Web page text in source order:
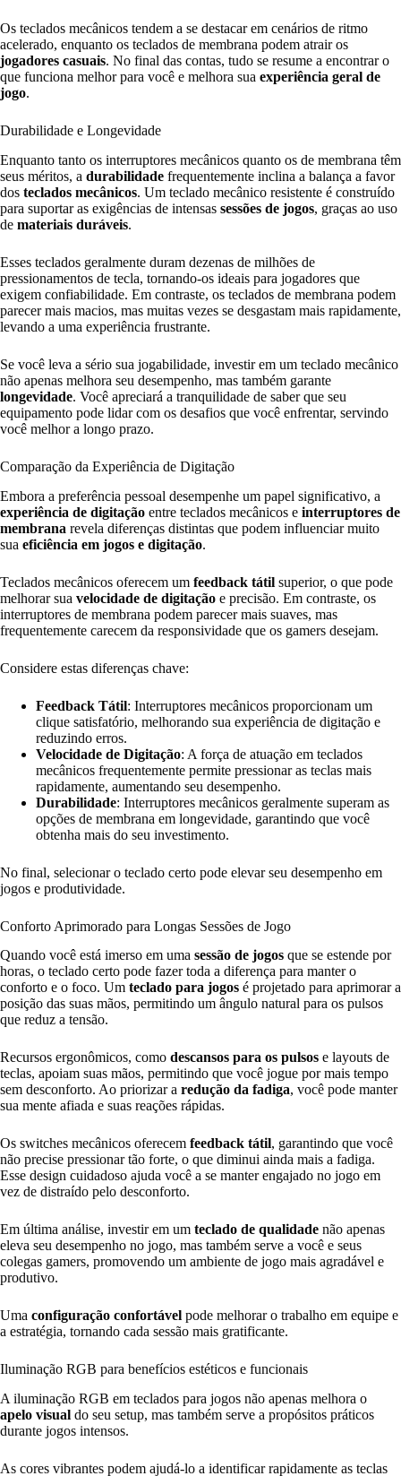
Os teclados mecânicos tendem a se destacar em cenários de ritmo
acelerado, enquanto os teclados de membrana podem atrair os
jogadores casuais. No final das contas, tudo se resume a encontrar o
que funciona melhor para você e melhora sua experiência geral de
jogo.
Durabilidade e Longevidade
Enquanto tanto os interruptores mecânicos quanto os de membrana têm
seus méritos, a durabilidade frequentemente inclina a balança a favor
dos teclados mecânicos. Um teclado mecânico resistente é construído
para suportar as exigências de intensas sessões de jogos, graças ao uso
de materiais duráveis.
Esses teclados geralmente duram dezenas de milhões de
pressionamentos de tecla, tornando-os ideais para jogadores que
exigem confiabilidade. Em contraste, os teclados de membrana podem
parecer mais macios, mas muitas vezes se desgastam mais rapidamente,
levando a uma experiência frustrante.
Se você leva a sério sua jogabilidade, investir em um teclado mecânico
não apenas melhora seu desempenho, mas também garante
longevidade. Você apreciará a tranquilidade de saber que seu
equipamento pode lidar com os desafios que você enfrentar, servindo
você melhor a longo prazo.
Comparação da Experiência de Digitação
Embora a preferência pessoal desempenhe um papel significativo, a
experiência de digitação entre teclados mecânicos e interruptores de
membrana revela diferenças distintas que podem influenciar muito
sua eficiência em jogos e digitação.
Teclados mecânicos oferecem um feedback tátil superior, o que pode
melhorar sua velocidade de digitação e precisão. Em contraste, os
interruptores de membrana podem parecer mais suaves, mas
frequentemente carecem da responsividade que os gamers desejam.
Considere estas diferenças chave:
Feedback Tátil: Interruptores mecânicos proporcionam um
clique satisfatório, melhorando sua experiência de digitação e
reduzindo erros.
Velocidade de Digitação: A força de atuação em teclados
mecânicos frequentemente permite pressionar as teclas mais
rapidamente, aumentando seu desempenho.
Durabilidade: Interruptores mecânicos geralmente superam as
opções de membrana em longevidade, garantindo que você
obtenha mais do seu investimento.
No final, selecionar o teclado certo pode elevar seu desempenho em
jogos e produtividade.
Conforto Aprimorado para Longas Sessões de Jogo
Quando você está imerso em uma sessão de jogos que se estende por
horas, o teclado certo pode fazer toda a diferença para manter o
conforto e o foco. Um teclado para jogos é projetado para aprimorar a
posição das suas mãos, permitindo um ângulo natural para os pulsos
que reduz a tensão.
Recursos ergonômicos, como descansos para os pulsos e layouts de
teclas, apoiam suas mãos, permitindo que você jogue por mais tempo
sem desconforto. Ao priorizar a redução da fadiga, você pode manter
sua mente afiada e suas reações rápidas.
Os switches mecânicos oferecem feedback tátil, garantindo que você
não precise pressionar tão forte, o que diminui ainda mais a fadiga.
Esse design cuidadoso ajuda você a se manter engajado no jogo em
vez de distraído pelo desconforto.
Em última análise, investir em um teclado de qualidade não apenas
eleva seu desempenho no jogo, mas também serve a você e seus
colegas gamers, promovendo um ambiente de jogo mais agradável e
produtivo.
Uma configuração confortável pode melhorar o trabalho em equipe e
a estratégia, tornando cada sessão mais gratificante.
Iluminação RGB para benefícios estéticos e funcionais
A iluminação RGB em teclados para jogos não apenas melhora o
apelo visual do seu setup, mas também serve a propósitos práticos
durante jogos intensos.
As cores vibrantes podem ajudá-lo a identificar rapidamente as teclas